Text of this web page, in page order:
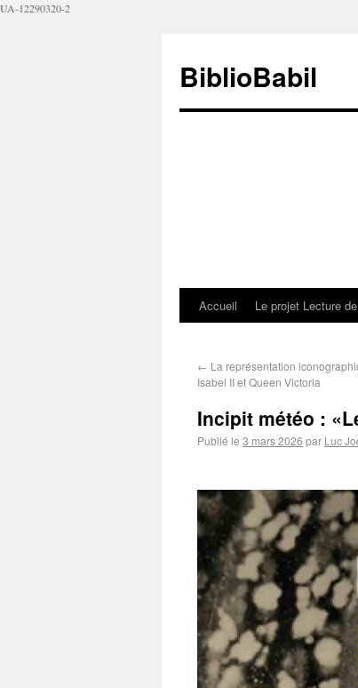
UA-12290320-2
BiblioBabil
Accueil Le projet Lecture
← La représentation
Isabel II et Queen Victoria
Incipit météo :
Publié le 3 mars 2026 par Luc